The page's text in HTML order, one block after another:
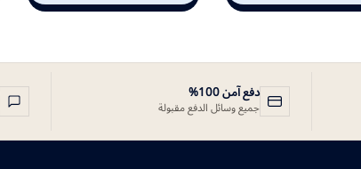
دفع آمن 100%
جميع وسائل الدفع مقبولة